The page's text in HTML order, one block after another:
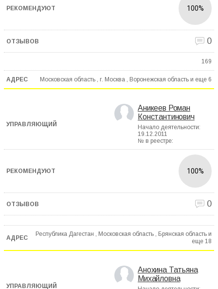
100%
0
169
Московская область , г. Москва , Воронежская область и еще 6
Аникеев Роман
Константинович
Начало деятельности:
19.12.2011
№ в реестре:
100%
0
Республика Дагестан , Московская область , Брянская область и
еще 18
Анохина Татьяна
Михайловна